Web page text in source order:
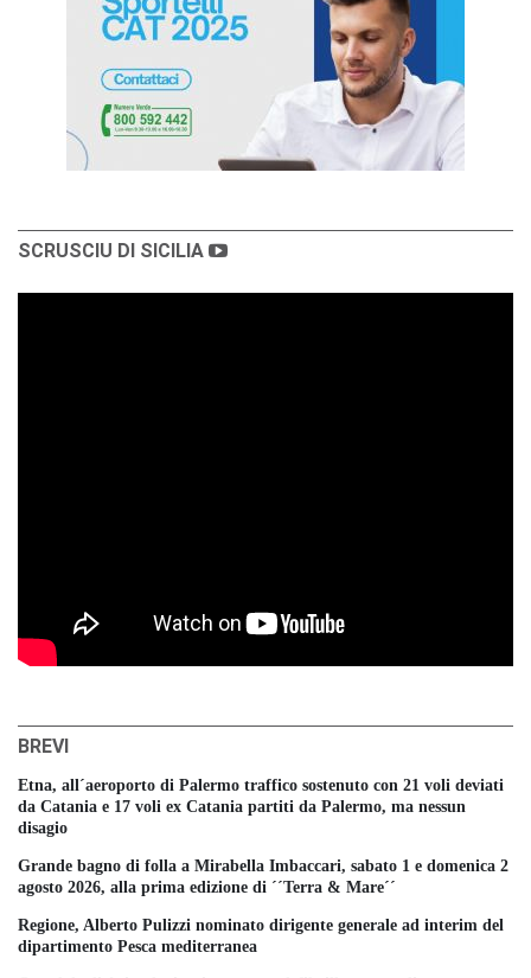
SCRUSCIU DI SICILIA
BREVI
Etna, all´aeroporto di Palermo traffico sostenuto con 21 voli deviati
da Catania e 17 voli ex Catania partiti da Palermo, ma nessun
disagio
Grande bagno di folla a Mirabella Imbaccari, sabato 1 e domenica 2
agosto 2026, alla prima edizione di ´´Terra & Mare´´
Regione, Alberto Pulizzi nominato dirigente generale ad interim del
dipartimento Pesca mediterranea